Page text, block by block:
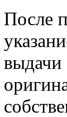
После
выдачи